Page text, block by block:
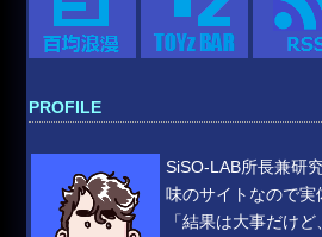
PROFILE
SiSO-LAB所長兼研
味のサイトなので実
「結果は大事だけ